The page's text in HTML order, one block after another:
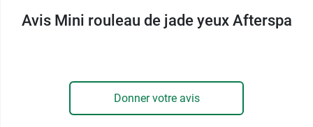
Muni d'un manche, cet accessoire se manipule
facilement et avec une grande délicatesse. Sa
Avis Mini rouleau de jade yeux Afterspa
Donner votre avis